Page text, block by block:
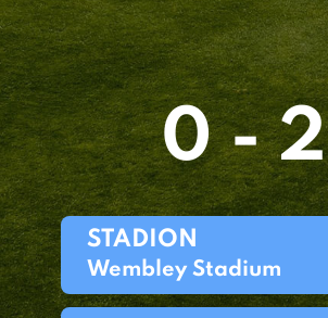
0 - 2
STADION
Wembley Stadium